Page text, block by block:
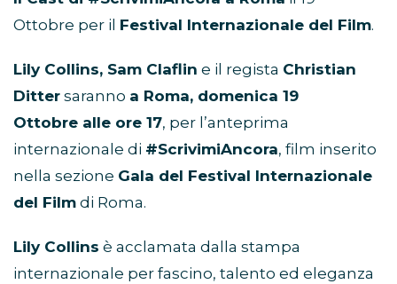
Ottobre per il Festival Internazionale del Film.
Lily Collins, Sam Claflin e il regista Christian
Ditter saranno a Roma, domenica 19
Ottobre alle ore 17, per l’anteprima
internazionale di #ScrivimiAncora, film inserito
nella sezione Gala del Festival Internazionale
del Film di Roma.
Lily Collins è acclamata dalla stampa
internazionale per fascino, talento ed eleganza